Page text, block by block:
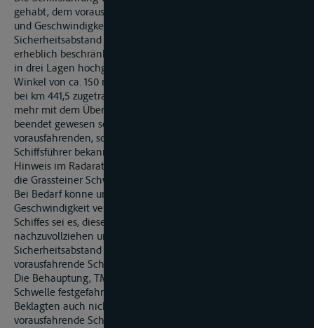
gehabt, dem vorausfahrenden TMS „S." zu folgen, dessen Kurs
und Geschwindigkeit zu beobachten und den notwendigen
Sicherheitsabstand einzuhalten. Allerdings sei die Sicht
erheblich beschränkt gewesen, weil die Container auf MS „K."
in drei Lagen hochgestaut waren, so dass voraus ein toter
Winkel von ca. 150 m bestanden habe. Da sich der Unfall erst
bei km 441,5 zugetragen habe, bestehe kein Zusammenhang
mehr mit dem Überholmanöver, das bereits bei km 440
beendet gewesen sei. Es sei nicht nur für den
vorausfahrenden, sondern auch für den nachfolgenden
Schiffsführer bekannt gewesen, was sich auch aus einem
Hinweis im Radaratlas ergebe: „442,1 Achtung! Langsam über
die Grassteiner Schwelle fahren".
Bei Bedarf könne und müsse das vorausfahrende Schiff seine
Geschwindigkeit vermindern, Aufgabe des nachfolgenden
Schiffes sei es, diese Geschwindigkeitsreduzierung
nachzuvollziehen und einen angemessenen
Sicherheitsabstand beizubehalten. Dazu müsse die
vorausfahrende Schifffahrt beobachtet werden.
Die Behauptung, TMS „S." habe sich auf der besagten
Schwelle festgefahren, treffe nicht zu und habe von dem
Beklagten auch nicht bewiesen werden können. Das
vorausfahrende Schiff sei bei Verringerung der